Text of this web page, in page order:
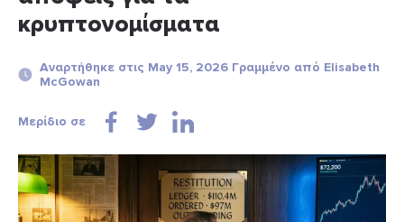
κρυπτονομίσματα
Αναρτήθηκε στις May 15, 2026 Γραμμένο από Elisabeth
McGowan
Μερίδιο σε